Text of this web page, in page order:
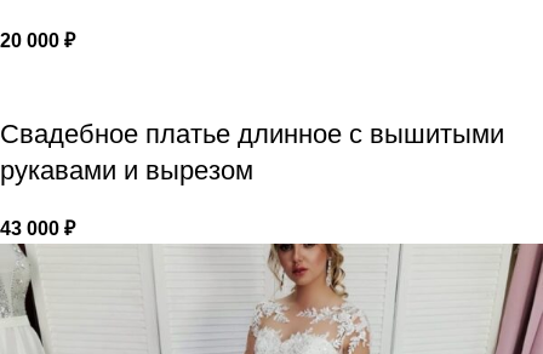
20 000 ₽
Свадебное платье длинное с вышитыми
рукавами и вырезом
43 000 ₽